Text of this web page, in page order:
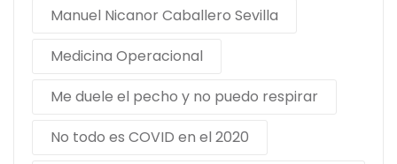
Manuel Nicanor Caballero Sevilla
Medicina Operacional
Me duele el pecho y no puedo respirar
No todo es COVID en el 2020